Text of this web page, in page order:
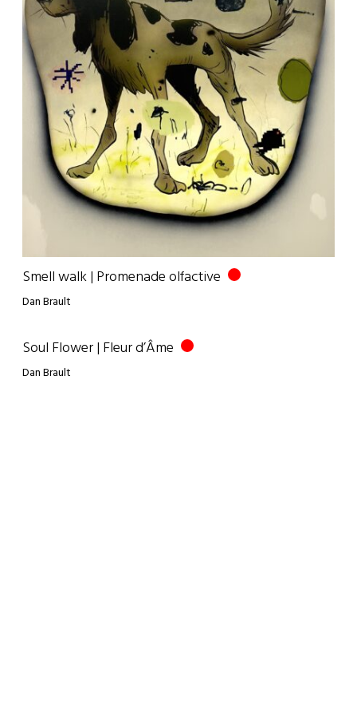
Smell walk | Promenade olfactive
Dan Brault
Soul Flower | Fleur d’Âme
Dan Brault